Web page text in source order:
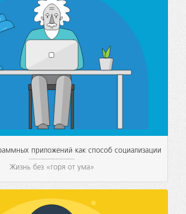
приложений как способ социализации
Жизнь без «горя от ума»